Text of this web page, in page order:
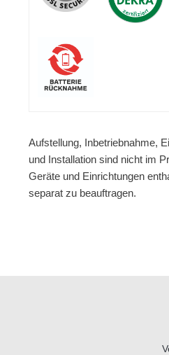
Aufstellung, Inbetriebnahme,
und Installation sind nicht im
Geräte und Einrichtungen
separat zu beauftragen.